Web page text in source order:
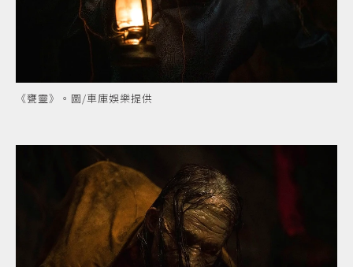
《甕靈》。圖/車庫娛樂提供